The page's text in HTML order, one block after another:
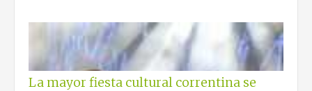
La mayor fiesta cultural correntina se